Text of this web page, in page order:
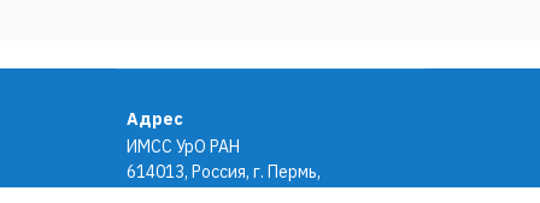
Адрес
ИМСС УрО РАН
614013, Россия, г. Пермь,